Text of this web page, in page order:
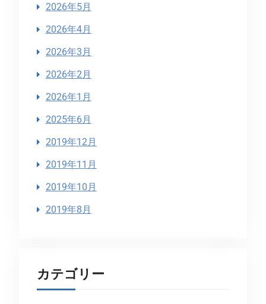
2026年5月
2026年4月
2026年3月
2026年2月
2026年1月
2025年6月
2019年12月
2019年11月
2019年10月
2019年8月
カテゴリー